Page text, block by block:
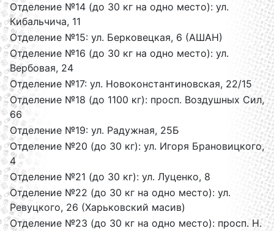
Отделение №14 (до 30 кг на одно место): ул.
Кибальчича, 11
Отделение №15: ул. Берковецкая, 6 (АШАН)
Отделение №16 (до 30 кг на одно место): ул.
Вербовая, 24
Отделение №17: ул. Новоконстантиновская, 22/15
Отделение №18 (до 1100 кг): просп. Воздушных Сил,
66
Отделение №19: ул. Радужная, 25Б
Отделение №20 (до 30 кг): ул. Игоря Брановицкого,
4
Отделение №21 (до 30 кг): ул. Луценко, 8
Отделение №22 (до 30 кг на одно место): ул.
Ревуцкого, 26 (Харьковский масив)
Отделение №23 (до 30 кг на одно место): просп. Н.